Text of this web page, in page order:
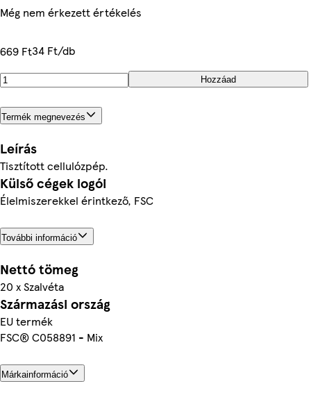
Még nem érkezett értékelés
669 Ft34 Ft/db
Hozzáad
Termék megnevezés
Leírás
Tisztított cellulózpép.
Külső cégek logói
Élelmiszerekkel érintkező, FSC
További információ
Nettó tömeg
20 x Szalvéta
Származási ország
EU termék
FSC® C058891 - Mix
Márkainformáció